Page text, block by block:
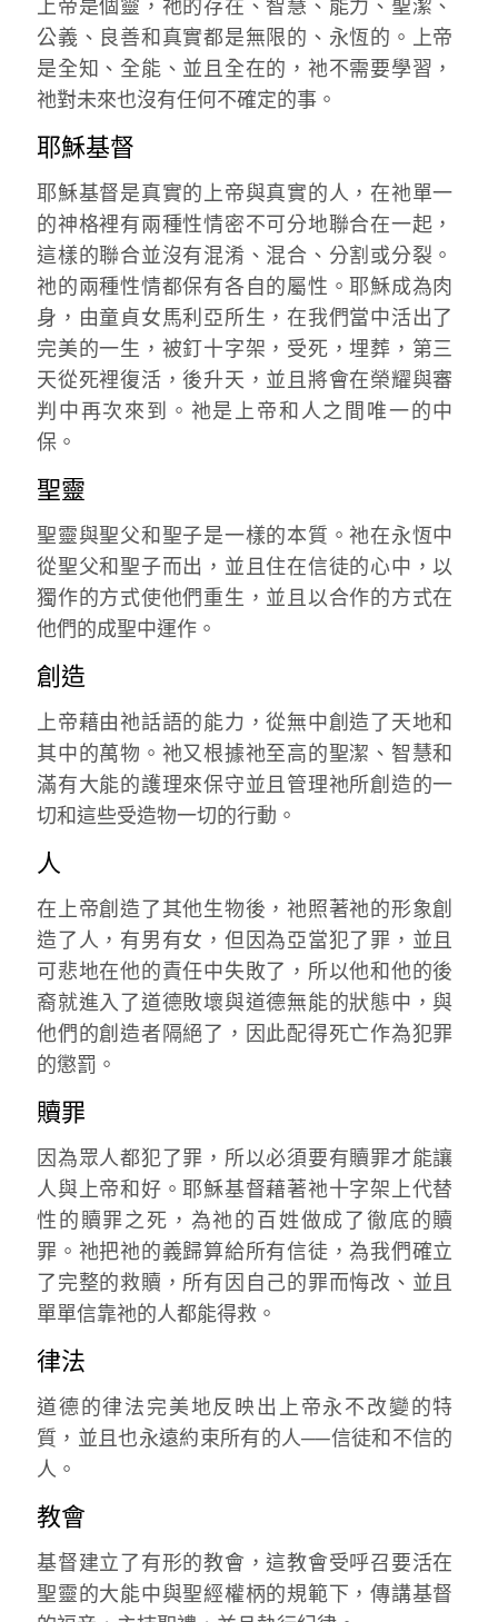
上帝是個靈，祂的存在、智慧、能力、聖潔、
公義、良善和真實都是無限的、永恆的。上帝
是全知、全能、並且全在的，祂不需要學習，
祂對未來也沒有任何不確定的事。
耶穌基督
耶穌基督是真實的上帝與真實的人，在祂單一
的神格裡有兩種性情密不可分地聯合在一起，
這樣的聯合並沒有混淆、混合、分割或分裂。
祂的兩種性情都保有各自的屬性。耶穌成為肉
身，由童貞女馬利亞所生，在我們當中活出了
完美的一生，被釘十字架，受死，埋葬，第三
天從死裡復活，後升天，並且將會在榮耀與審
判中再次來到。祂是上帝和人之間唯一的中
保。
聖靈
聖靈與聖父和聖子是一樣的本質。祂在永恆中
從聖父和聖子而出，並且住在信徒的心中，以
獨作的方式使他們重生，並且以合作的方式在
他們的成聖中運作。
創造
上帝藉由祂話語的能力，從無中創造了天地和
其中的萬物。祂又根據祂至高的聖潔、智慧和
滿有大能的護理來保守並且管理祂所創造的一
切和這些受造物一切的行動。
人
在上帝創造了其他生物後，祂照著祂的形象創
造了人，有男有女，但因為亞當犯了罪，並且
可悲地在他的責任中失敗了，所以他和他的後
裔就進入了道德敗壞與道德無能的狀態中，與
他們的創造者隔絕了，因此配得死亡作為犯罪
的懲罰。
贖罪
因為眾人都犯了罪，所以必須要有贖罪才能讓
人與上帝和好。耶穌基督藉著祂十字架上代替
性的贖罪之死，為祂的百姓做成了徹底的贖
罪。祂把祂的義歸算給所有信徒，為我們確立
了完整的救贖，所有因自己的罪而悔改、並且
單單信靠祂的人都能得救。
律法
道德的律法完美地反映出上帝永不改變的特
質，並且也永遠約束所有的人──信徒和不信的
人。
教會
基督建立了有形的教會，這教會受呼召要活在
聖靈的大能中與聖經權柄的規範下，傳講基督